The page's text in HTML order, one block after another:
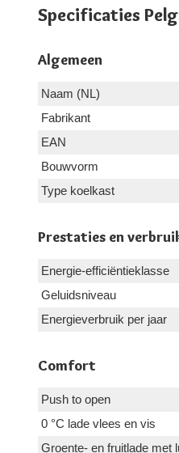
Specificaties
Algemeen
Naam (NL)
Fabrikant
EAN
Bouwvorm
Type koelkast
Prestaties en
Energie-efficiëntieklasse
Geluidsniveau
Energieverbruik per jaar
Comfort
Push to open
0 °C lade vlees en vis
Groente- en fruitlade met